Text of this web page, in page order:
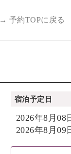
→ 予約TOPに戻る
宿泊予定日
2026年8月08
2026年8月